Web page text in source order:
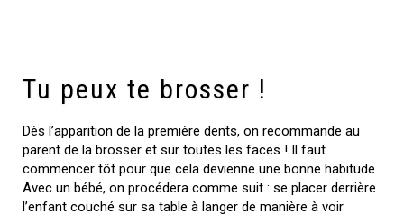
Tu peux te brosser !
Dès l’apparition de la première dents, on recommande au
parent de la brosser et sur toutes les faces ! Il faut
commencer tôt pour que cela devienne une bonne habitude.
Avec un bébé, on procédera comme suit : se placer derrière
l’enfant couché sur sa table à langer de manière à voir